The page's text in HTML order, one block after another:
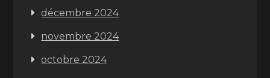
décembre 2024
novembre 2024
octobre 2024